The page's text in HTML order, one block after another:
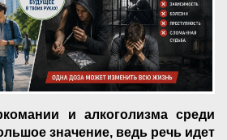
и алкоголизма среди
значение, ведь речь идет